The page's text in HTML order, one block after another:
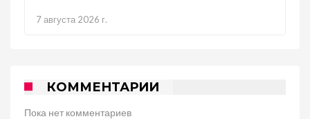
7 августа 2026 г.
КОММЕНТАРИИ
Пока нет комментариев